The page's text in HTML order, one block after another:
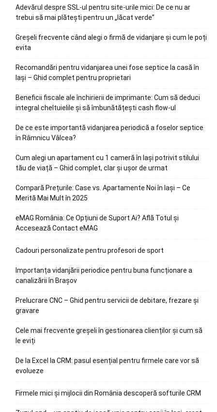
Adevărul despre SSL-ul pentru site-urile mici: De ce nu ar
trebui să mai plătești pentru un „lăcat verde”
Greșeli frecvente când alegi o firmă de vidanjare și cum le poți
evita
Recomandări pentru vidanjarea unei fose septice la casă în
Iași – Ghid complet pentru proprietari
Beneficii fiscale ale închirierii de imprimante: Cum să deduci
integral cheltuielile și să îmbunătățești cash flow-ul
De ce este importantă vidanjarea periodică a foselor septice
în Râmnicu Vâlcea?
Cum alegi un apartament cu 1 cameră în Iași potrivit stilului
tău de viață – Ghid complet, clar și ușor de urmat
Compară Prețurile: Case vs. Apartamente Noi în Iași – Ce
Merită Mai Mult în 2025
eMAG România: Ce Opțiuni de Suport Ai? Află Totul și
Accesează Contact eMAG
Cadouri personalizate pentru profesori de sport
Importanța vidanjării periodice pentru buna funcționare a
canalizării în Brașov
Prelucrare CNC – Ghid pentru servicii de debitare, frezare și
gravare
Cele mai frecvente greșeli în gestionarea clienților și cum să
le eviți
De la Excel la CRM: pasul esențial pentru firmele care vor să
evolueze
Firmele mici și mijlocii din România descoperă softurile CRM